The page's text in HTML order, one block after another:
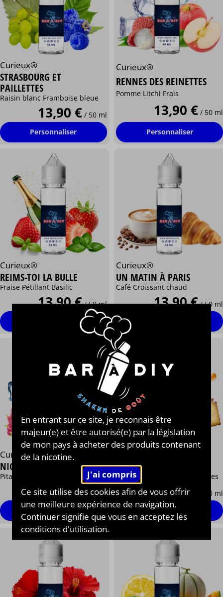
Curieux®
STRASBOURG ET
PAILLETTES
Raisin blanc Framboise bleue
13,90 € / 50 ml
Personnaliser
Curieux®
RENNES DES REINETTES
Pomme Litchi Frais
13,90 € / 50 ml
Personnaliser
Curieux®
REIMS-TOI LA BULLE
Fraise Pétillant Basilic
13,90 € / 50 ml
Curieux®
UN MATIN À PARIS
Café Croissant chaud
13,90 € / 50 ml
Curieux®
NICE TO MEET YOU
Pitaya Frais
13,90 € / 50 ml
Personnaliser
NANTES EST À L'OUEST
Petit beurre Noix caramélisées
13,90 €
/ 50 ml
Personnaliser
En entrant sur ce site, je reconnais être
majeur(e) et être autorisé(e) par la législation
de mon pays à acheter des produits contenant
de la nicotine.
Ce site utilise des cookies afin de vous offrir
une meilleure expérience de navigation.
Continuer signifie que vous en acceptez les
conditions d'utilisation.